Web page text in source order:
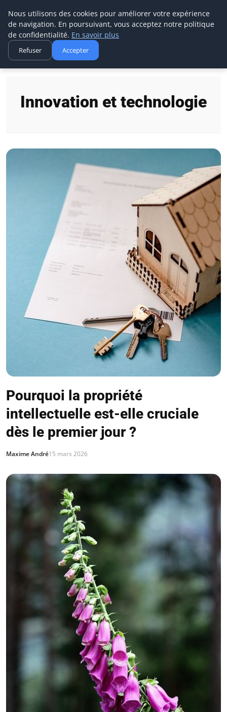
Ms Events Europe
Accueil Innovation et technologie
Innovation et technologie
Pourquoi la propriété
intellectuelle est-elle cruciale
dès le premier jour ?
Maxime André15 mars 2026
Nous utilisons des cookies pour améliorer votre expérience
de navigation. En poursuivant, vous acceptez notre politique
de confidentialité. En savoir plus
Refuser Accepter